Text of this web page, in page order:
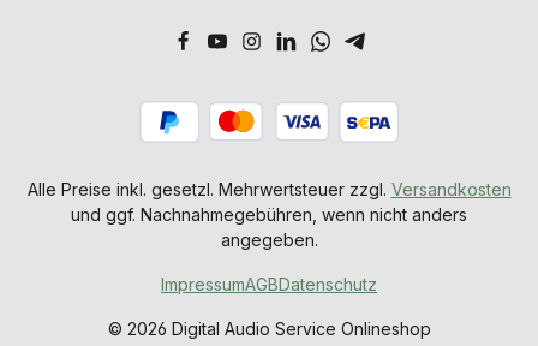
Alle Preise inkl. gesetzl. Mehrwertsteuer zzgl. Versandkosten
und ggf. Nachnahmegebühren, wenn nicht anders
angegeben.
© 2026 Digital Audio Service Onlineshop
ImpressumAGBDatenschutz